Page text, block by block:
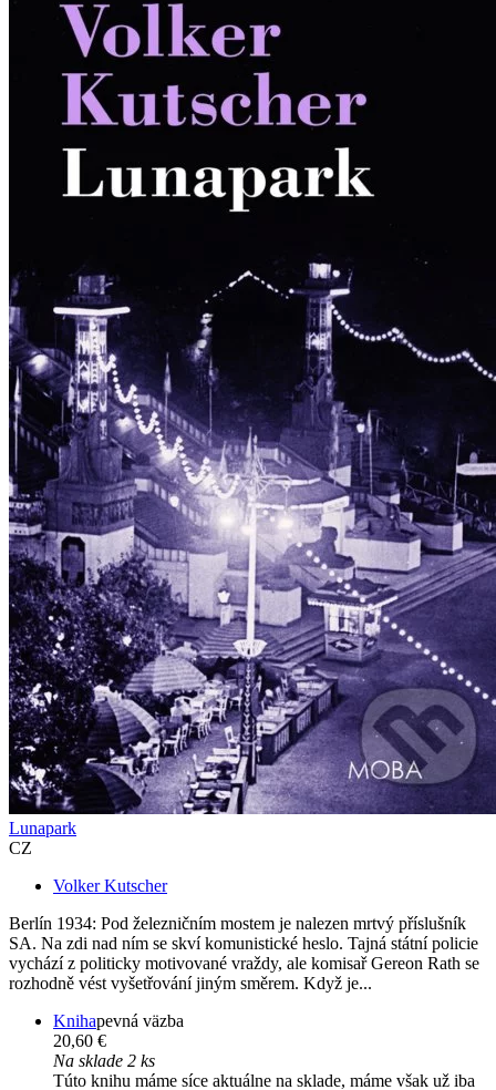
Lunapark
CZ
Volker Kutscher
Berlín 1934: Pod železničním mostem je nalezen mrtvý příslušník
SA. Na zdi nad ním se skví komunistické heslo. Tajná státní policie
vychází z politicky motivované vraždy, ale komisař Gereon Rath se
rozhodně vést vyšetřování jiným směrem. Když je...
Knihapevná väzba
20,60 €
Na sklade 2 ks
Túto knihu máme síce aktuálne na sklade, máme však už iba